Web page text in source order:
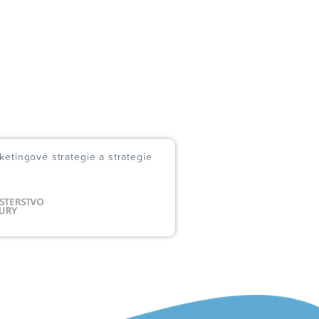
strategie a strategie